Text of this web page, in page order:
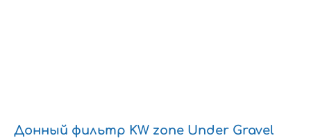
Донный фильтр KW zone Under Gravel